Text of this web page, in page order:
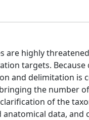
are highly
targets.
and delimitation is
the number
of the
data, and